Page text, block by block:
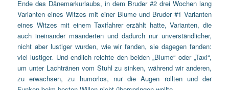
Ende des Dänemarkurlaubs, in dem Bruder #2 drei Wochen lang
Varianten eines Witzes mit einer Blume und Bruder #1 Varianten
eines Witzes mit einem Taxifahrer erzählt hatte, Varianten, die
auch ineinander mäanderten und dadurch nur unverständlicher,
nicht aber lustiger wurden, wie wir fanden, sie dagegen fanden:
viel lustiger. Und endlich reichte den beiden „Blume“ oder „Taxi“,
um unter Lachtränen vom Stuhl zu sinken, während wir anderen,
zu erwachsen, zu humorlos, nur die Augen rollten und der